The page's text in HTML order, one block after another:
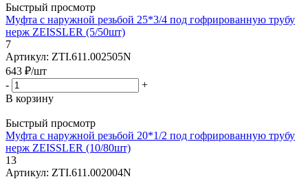
Быстрый просмотр
Муфта с наружной резьбой 25*3/4 под гофрированную трубу
нерж ZEISSLER (5/50шт)
7
Артикул: ZTI.611.002505N
643 ₽/шт
-
+
В корзину
Быстрый просмотр
Муфта с наружной резьбой 20*1/2 под гофрированную трубу
нерж ZEISSLER (10/80шт)
13
Артикул: ZTI.611.002004N